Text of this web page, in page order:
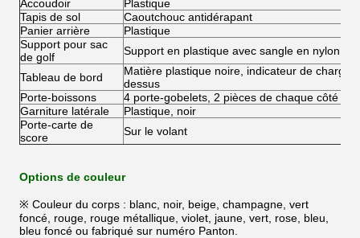
Accoudoir
Plastique
Tapis de sol
Caoutchouc antidérapant
Panier arrière
Plastique
Support pour sac
de golf
Support en plastique avec sangle en nylon
Tableau de bord
Matière plastique noire, indicateur de charge
dessus
Porte-boissons
4 porte-gobelets, 2 pièces de chaque côté
Garniture latérale
Plastique, noir
Porte-carte de
score
Sur le volant
Options de couleur
※ Couleur du corps : blanc, noir, beige, champagne, vert
foncé, rouge, rouge métallique, violet, jaune, vert, rose, bleu,
bleu foncé ou fabriqué sur numéro Panton.